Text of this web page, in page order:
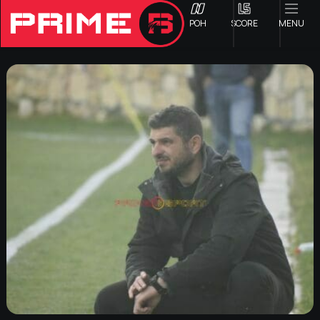
ΡΟΗ SCORE MENU
ΟΦΗ
Α2 ΕΠΣΗ
Β1 ΕΠΣΗ